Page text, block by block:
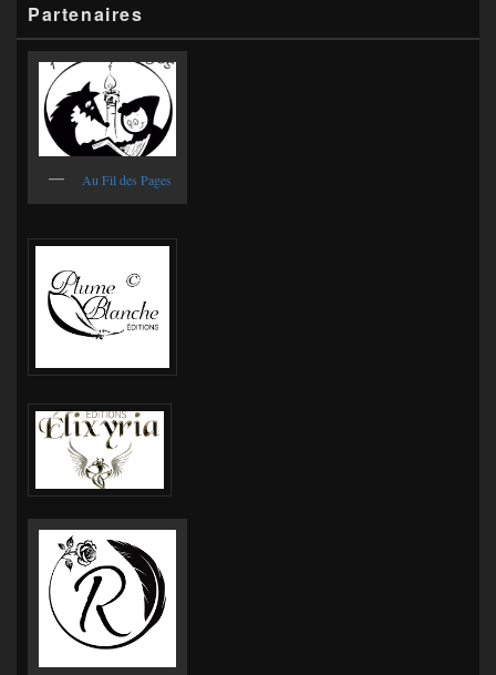
Sidebar
Widget
Area
Partenaires
Au Fil des Pages